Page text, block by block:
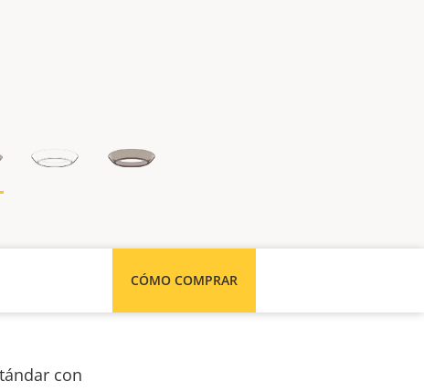
CÓMO COMPRAR
con